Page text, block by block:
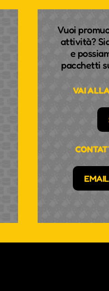
Vuoi
attività?
e
pacchetti
VAI
EMAIL